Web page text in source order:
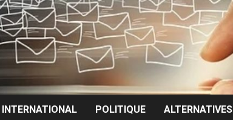
INTERNATIONAL POLITIQUE ALTERNATIVES